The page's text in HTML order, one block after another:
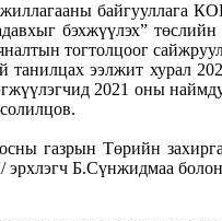
байгууллага
бэхжүүлэх”
тогтолцоог
танилцах ээлжит
2021 оны
газрын Төрийн
Б.Сүнжидмаа